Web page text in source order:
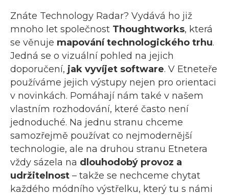
Znáte Technology Radar? Vydává ho již
mnoho let společnost Thoughtworks, která
se věnuje mapování technologického trhu.
Jedná se o vizuální pohled na jejich
doporučení, jak vyvíjet software. V Etneteře
používáme jejich výstupy nejen pro orientaci
v novinkách. Pomáhají nám také v našem
vlastním rozhodování, které často není
jednoduché. Na jednu stranu chceme
samozřejmě používat co nejmodernější
technologie, ale na druhou stranu Etnetera
vždy sázela na dlouhodobý provoz a
udržitelnost – takže se nechceme chytat
každého módního výstřelku, který tu s námi